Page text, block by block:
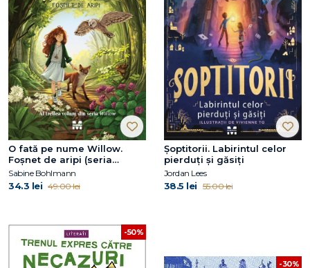
O fată pe nume Willow.
Foșnet de aripi (seria
Willow, vol.3)
Sabine Bohlmann
34.3 lei 49.00 lei
Șoptitorii. Labirintul celor
pierduți și găsiți
Jordan Lees
38.5 lei 55.00 lei
-50%
-30%